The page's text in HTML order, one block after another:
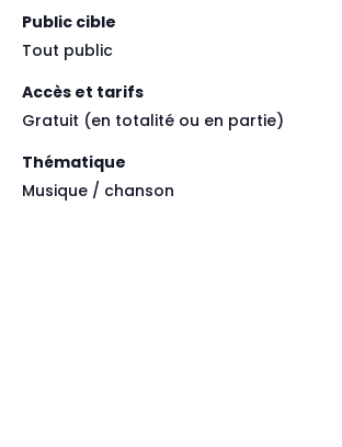
Public cible
Tout public
Accès et tarifs
Gratuit (en totalité ou en partie)
Thématique
Musique / chanson